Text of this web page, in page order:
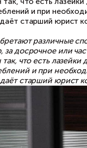
Банки
Например, за
ситуации даёт
Банки
Например, за
составлен так,
ситуации даёт